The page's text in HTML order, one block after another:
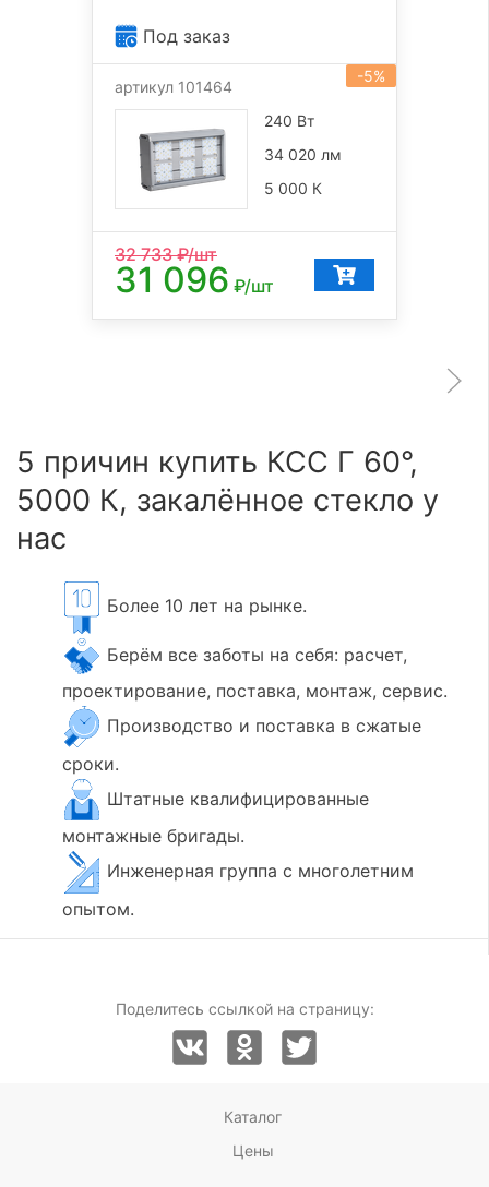
Под заказ
-5%
артикул 101464
240 Вт
34 020 лм
5 000 К
32 733₽/шт
31 096 ₽/шт
5 причин купить КСС Г 60°,
5000 К, закалённое стекло у
нас
Более 10 лет на рынке.
Берём все заботы на себя: расчет,
проектирование, поставка, монтаж, сервис.
Производство и поставка в сжатые
сроки.
Штатные квалифицированные
монтажные бригады.
Инженерная группа с многолетним
опытом.
Поделитесь ссылкой на страницу:
Каталог
Цены